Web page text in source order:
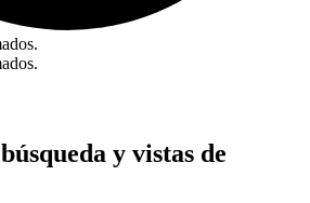
y vistas de